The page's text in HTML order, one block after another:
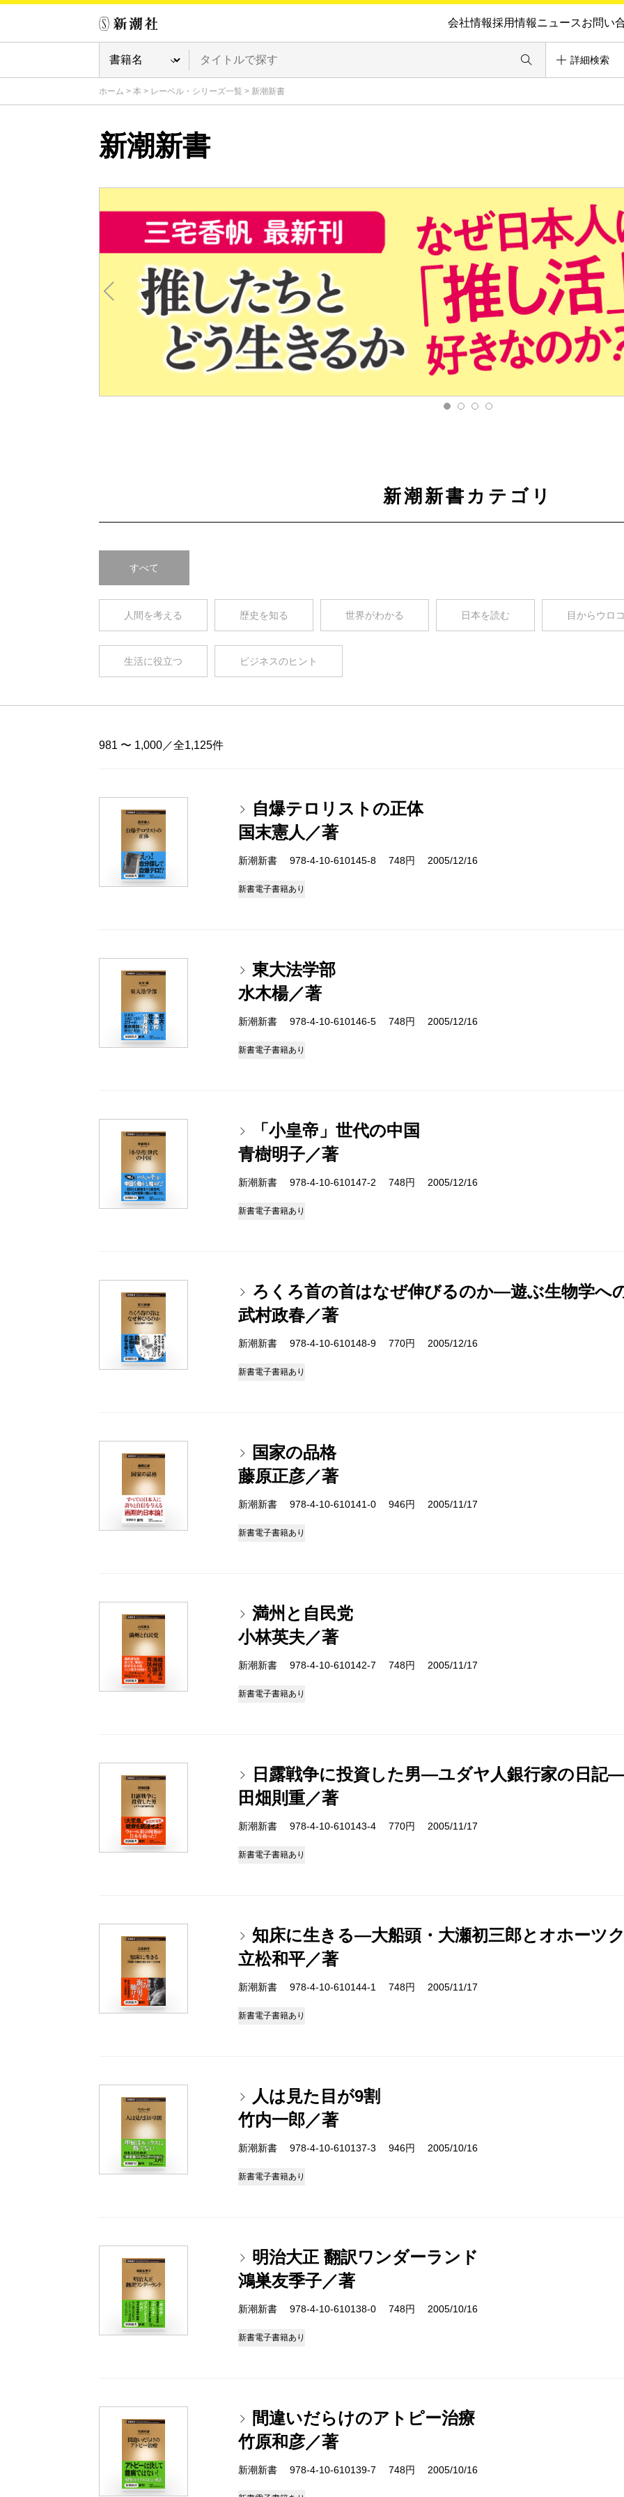
会社情報採用情報ニュースお問い
詳細検索
ホーム > 本 > レーベル・シリーズ一覧 > 新潮新書
新潮新書
新潮新書カテゴリ
すべて
人間を考える 歴史を知る 世界がわかる 日本を読む 目からウロ
生活に役立つ ビジネスのヒント
981 〜 1,000／全1,125件
自爆テロリストの正体
国末憲人／著
新潮新書 978-4-10-610145-8 748円 2005/12/16
新書電子書籍あり
東大法学部
水木楊／著
新潮新書 978-4-10-610146-5 748円 2005/12/16
新書電子書籍あり
「小皇帝」世代の中国
青樹明子／著
新潮新書 978-4-10-610147-2 748円 2005/12/16
新書電子書籍あり
ろくろ首の首はなぜ伸びるのか―遊ぶ生物学へ
武村政春／著
新潮新書 978-4-10-610148-9 770円 2005/12/16
新書電子書籍あり
国家の品格
藤原正彦／著
新潮新書 978-4-10-610141-0 946円 2005/11/17
新書電子書籍あり
満州と自民党
小林英夫／著
新潮新書 978-4-10-610142-7 748円 2005/11/17
新書電子書籍あり
日露戦争に投資した男―ユダヤ人銀行家の日記―
田畑則重／著
新潮新書 978-4-10-610143-4 770円 2005/11/17
新書電子書籍あり
知床に生きる―大船頭・大瀬初三郎とオホーツ
立松和平／著
新潮新書 978-4-10-610144-1 748円 2005/11/17
新書電子書籍あり
人は見た目が9割
竹内一郎／著
新潮新書 978-4-10-610137-3 946円 2005/10/16
新書電子書籍あり
明治大正 翻訳ワンダーランド
鴻巣友季子／著
新潮新書 978-4-10-610138-0 748円 2005/10/16
新書電子書籍あり
間違いだらけのアトピー治療
竹原和彦／著
新潮新書 978-4-10-610139-7 748円 2005/10/16